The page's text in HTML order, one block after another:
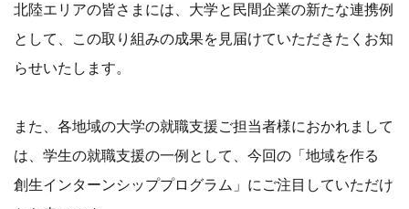
■大学概要
国立大学法人金沢大学
学長 和田 隆志
所在地 角間キャンパス 石川県金沢市角間町
宝町・鶴間キャンパス 石川県金沢市宝町／金